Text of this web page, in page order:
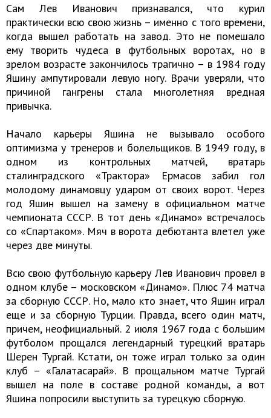
Сам Лев Иванович признавался, что курил
практически всю свою жизнь – именно с того времени,
когда вышел работать на завод. Это не помешало
ему творить чудеса в футбольных воротах, но в
зрелом возрасте закончилось трагично – в 1984 году
Яшину ампутировали левую ногу. Врачи уверяли, что
причиной гангрены стала многолетняя вредная
привычка.
Начало карьеры Яшина не вызывало особого
оптимизма у тренеров и болельщиков. В 1949 году, в
одном из контрольных матчей, вратарь
сталинградского «Трактора» Ермасов забил гол
молодому динамовцу ударом от своих ворот. Через
год Яшин вышел на замену в официальном матче
чемпионата СССР. В тот день «Динамо» встречалось
со «Спартаком». Мяч в ворота дебютанта влетел уже
через две минуты.
Всю свою футбольную карьеру Лев Иванович провел в
одном клубе – московском «Динамо». Плюс 74 матча
за сборную СССР. Но, мало кто знает, что Яшин играл
еще и за сборную Турции. Правда, всего один матч,
причем, неофициальный. 2 июля 1967 года с большим
футболом прощался легендарный турецкий вратарь
Шерен Тургай. Кстати, он тоже играл только за один
клуб – «Галатасарай». В прощальном матче Тургай
вышел на поле в составе родной команды, а вот
Яшина попросили выступить за турецкую сборную.